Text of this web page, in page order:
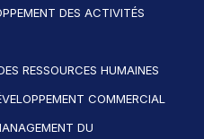
DES ACTIVITÉS
RESSOURCES HUMAINES
COMMERCIAL
DU